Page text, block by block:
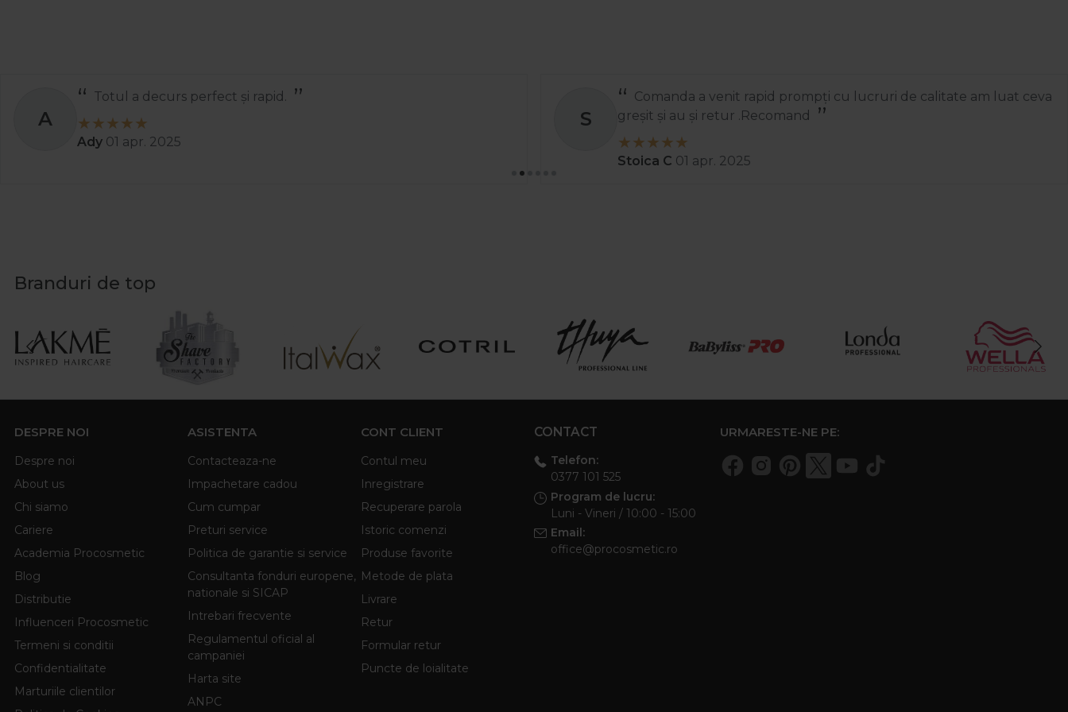
A
Totul a decurs perfect și rapid.
Ady 01 apr. 2025
S
Comanda a venit rapid prompți cu lucruri de calitate am luat ceva
greșit și au și retur .Recomand
Stoica C 01 apr. 2025
Branduri de top
DESPRE NOI
Despre noi
About us
Chi siamo
Cariere
Academia Procosmetic
Blog
Distributie
Influenceri Procosmetic
Termeni si conditii
Confidentialitate
Marturiile clientilor
ASISTENTA
Contacteaza-ne
Impachetare cadou
Cum cumpar
Preturi service
Politica de garantie si service
Consultanta fonduri europene,
nationale si SICAP
Intrebari frecvente
Regulamentul oficial al
campaniei
Harta site
ANPC
CONT CLIENT
Contul meu
Inregistrare
Recuperare parola
Istoric comenzi
Produse favorite
Metode de plata
Livrare
Retur
Formular retur
Puncte de loialitate
CONTACT
Telefon:
0377 101 525
Program de lucru:
Luni - Vineri / 10:00 - 15:00
Email:
office@procosmetic.ro
URMARESTE-NE PE: